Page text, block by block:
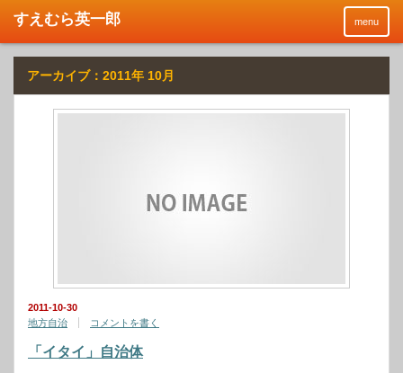
menu
アーカイブ：2011年 10月
2011-10-30
地方自治
コメントを書く
「イタイ」自治体